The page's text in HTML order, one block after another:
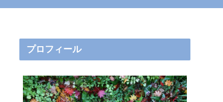
プロフィール